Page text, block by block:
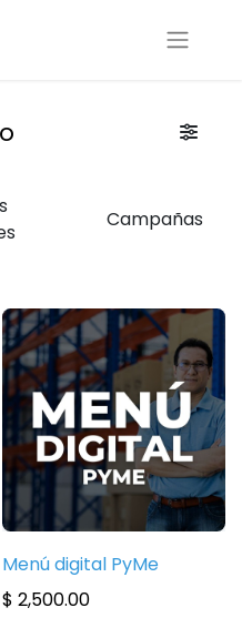
Campañas
Menú digital PyMe
$ 2,500.00